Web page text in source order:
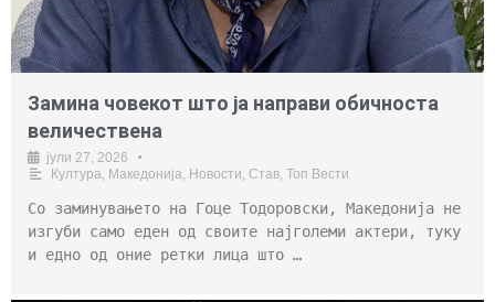
Замина човекот што ја направи обичноста
величествена
јули 27, 2026
•
Култура Македонија Новости Став Топ Вести
Со заминувањето на Гоце Тодоровски, Македонија не
изгуби само еден од своите најголеми актери, туку
и едно од оние ретки лица што …